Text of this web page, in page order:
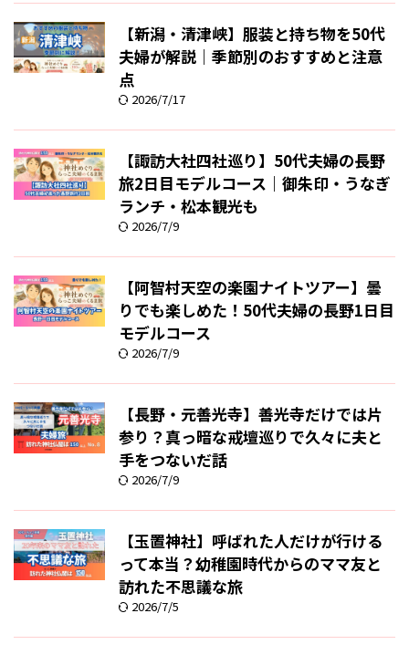
【新潟・清津峡】服装と持ち物を50代
夫婦が解説｜季節別のおすすめと注意
点
2026/7/17
【諏訪大社四社巡り】50代夫婦の長野
旅2日目モデルコース｜御朱印・うなぎ
ランチ・松本観光も
2026/7/9
【阿智村天空の楽園ナイトツアー】曇
りでも楽しめた！50代夫婦の長野1日目
モデルコース
2026/7/9
【長野・元善光寺】善光寺だけでは片
参り？真っ暗な戒壇巡りで久々に夫と
手をつないだ話
2026/7/9
【玉置神社】呼ばれた人だけが行ける
って本当？幼稚園時代からのママ友と
訪れた不思議な旅
2026/7/5